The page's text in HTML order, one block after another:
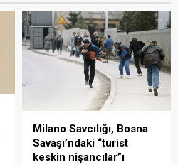
Milano Savcılığı, Bosna
Savaşı’ndaki “turist
keskin nişancılar”ı